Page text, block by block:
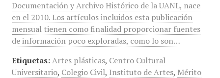
Documentación y Archivo Histórico de la UANL, nace
en el 2010. Los artículos incluidos esta publicación
mensual tienen como finalidad proporcionar fuentes
de información poco exploradas, como lo son…
Etiquetas: Artes plásticas, Centro Cultural
Universitario, Colegio Civil, Instituto de Artes, Mérito